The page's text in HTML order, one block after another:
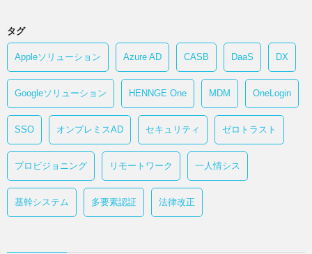
タグ
Appleソリューション Azure AD CASB DaaS DX
Googleソリューション HENNGE One MDM OneLogin
SSO オンプレミスAD セキュリティ ゼロトラスト
プロビジョニング リモートワーク 一人情シス
基幹システム 多要素認証 法律改正